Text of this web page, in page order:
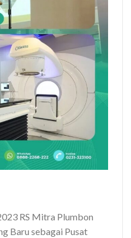
RS Mitra Plumbon
Baru sebagai Pusat